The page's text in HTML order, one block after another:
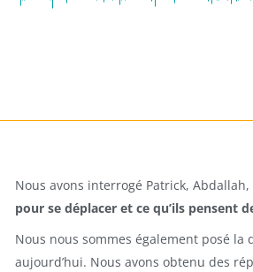
Nous avons interrogé Patrick,
pour se déplacer et ce qu’ils pensent
Nous nous sommes également posé
aujourd’hui. Nous avons obtenu des